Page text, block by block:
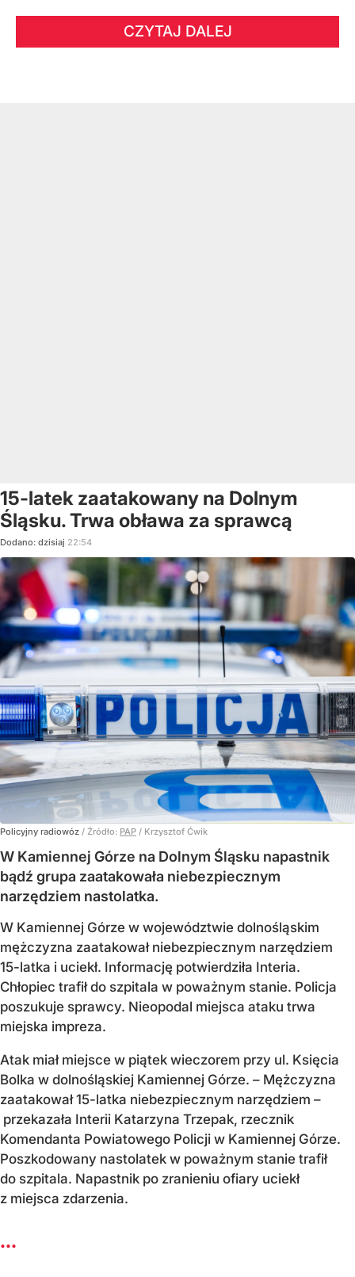
CZYTAJ DALEJ
15-latek zaatakowany na Dolnym
Śląsku. Trwa obława za sprawcą
Dodano: dzisiaj 22:54
Policyjny radiowóz / Źródło: PAP / Krzysztof Ćwik
W Kamiennej Górze na Dolnym Śląsku napastnik
bądź grupa zaatakowała niebezpiecznym
narzędziem nastolatka.
W Kamiennej Górze w województwie dolnośląskim
mężczyzna zaatakował niebezpiecznym narzędziem
15-latka i uciekł. Informację potwierdziła Interia.
Chłopiec trafił do szpitala w poważnym stanie. Policja
poszukuje sprawcy. Nieopodal miejsca ataku trwa
miejska impreza.
Atak miał miejsce w piątek wieczorem przy ul. Księcia
Bolka w dolnośląskiej Kamiennej Górze. – Mężczyzna
zaatakował 15-latka niebezpiecznym narzędziem –
przekazała Interii Katarzyna Trzepak, rzecznik
Komendanta Powiatowego Policji w Kamiennej Górze.
Poszkodowany nastolatek w poważnym stanie trafił
do szpitala. Napastnik po zranieniu ofiary uciekł
z miejsca zdarzenia.
...